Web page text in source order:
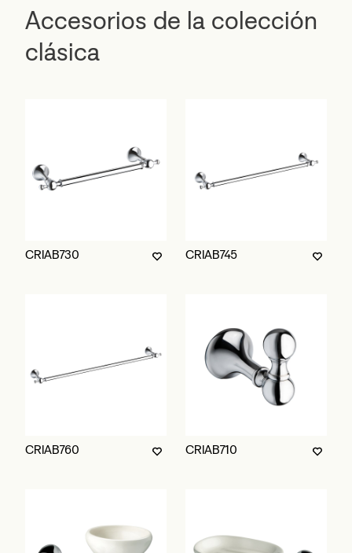
Accesorios de la colección
clásica
CRIAB730 CRIAB745
CRIAB760 CRIAB710